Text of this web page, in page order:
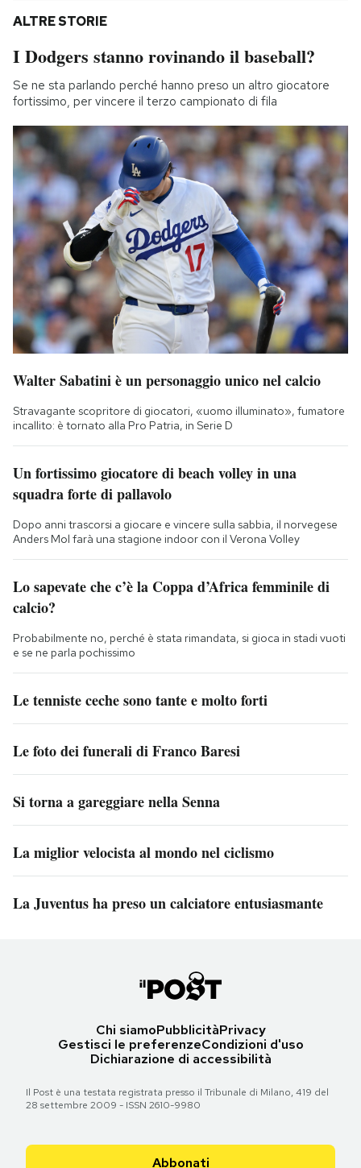
ALTRE STORIE
I Dodgers stanno rovinando il baseball?
Se ne sta parlando perché hanno preso un altro giocatore
fortissimo, per vincere il terzo campionato di fila
Walter Sabatini è un personaggio unico nel calcio
Stravagante scopritore di giocatori, «uomo illuminato», fumatore
incallito: è tornato alla Pro Patria, in Serie D
Un fortissimo giocatore di beach volley in una
squadra forte di pallavolo
Dopo anni trascorsi a giocare e vincere sulla sabbia, il norvegese
Anders Mol farà una stagione indoor con il Verona Volley
Lo sapevate che c’è la Coppa d’Africa femminile di
calcio?
Probabilmente no, perché è stata rimandata, si gioca in stadi vuoti
e se ne parla pochissimo
Le tenniste ceche sono tante e molto forti
Le foto dei funerali di Franco Baresi
Si torna a gareggiare nella Senna
La miglior velocista al mondo nel ciclismo
La Juventus ha preso un calciatore entusiasmante
Chi siamoPubblicitàPrivacy
Gestisci le preferenzeCondizioni d'uso
Dichiarazione di accessibilità
Il Post è una testata registrata presso il Tribunale di Milano, 419 del
28 settembre 2009 - ISSN 2610-9980
Abbonati